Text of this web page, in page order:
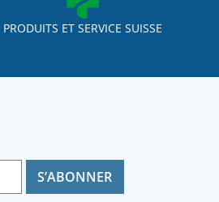
PRODUITS ET SERVICE SUISSE